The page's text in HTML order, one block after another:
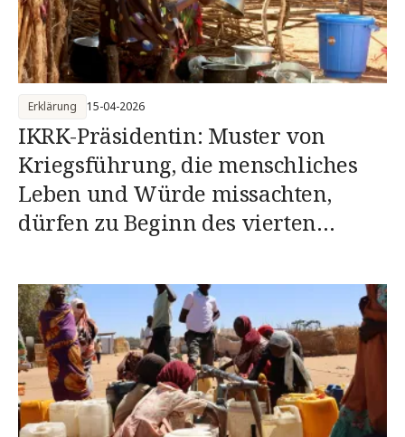
IKRK-Präsidentin: Muster von
Kriegsführung, die menschliches
Leben und Würde missachten,
dürfen zu Beginn des vierten
fortgeführt werden
Erklärung 15-04-2026